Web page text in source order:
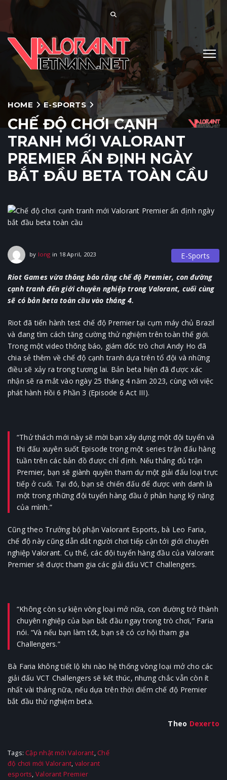
HOME E-SPORTS
CHẾ ĐỘ CHƠI CẠNH
TRANH MỚI VALORANT
PREMIER ẤN ĐỊNH NGÀY
BẮT ĐẦU BETA TOÀN CẦU
by long in 18 April, 2023 E-Sports
Riot Games vừa thông báo rằng chế độ Premier, con đường
cạnh tranh đến giới chuyên nghiệp trong Valorant, cuối cùng
sẽ có bản beta toàn cầu vào tháng 4.
Riot đã tiến hành test chế độ Premier tại cụm máy chủ Brazil
và đang tìm cách tăng cường thử nghiệm trên toàn thế giới.
Trong một video thông báo, giám đốc trò chơi Andy Ho đã
chia sẻ thêm về chế độ cạnh tranh dựa trên tổ đội và những
điều sẽ xảy ra trong tương lai. Bản beta hiện đã được xác
nhận sẽ ra mắt vào ngày 25 tháng 4 năm 2023, cùng với việc
phát hành Hồi 6 Phần 3 (Episode 6 Act III).
“Thử thách mới này sẽ mời bạn xây dựng một đội tuyển và
thi đấu xuyên suốt Episode trong một series trận đấu hàng
tuần trên các bản đồ được chỉ định. Nếu thắng đủ trận
Premier, bạn sẽ giành quyền tham dự một giải đấu loại trực
tiếp ở cuối. Tại đó, bạn sẽ chiến đấu để được vinh danh là
một trong những đội tuyển hàng đầu ở phân hạng kỹ năng
của mình.”
Cũng theo Trưởng bộ phận Valorant Esports, bà Leo Faria,
chế độ này cũng dẫn dắt người chơi tiếp cận tới giới chuyên
nghiệp Valorant. Cụ thể, các đội tuyển hàng đầu của Valorant
Premier sẽ được tham gia các giải đấu VCT Challengers.
“Không còn sự kiện vòng loại mở nữa, con đường trở thành
chuyên nghiệp của bạn bắt đầu ngay trong trò chơi,” Faria
nói. “Và nếu bạn làm tốt, bạn sẽ có cơ hội tham gia
Challengers.”
Bà Faria không tiết lộ khi nào hệ thống vòng loại mở cho các
giải đấu VCT Challengers sẽ kết thúc, nhưng chắc vẫn còn ít
nhất vài tháng nữa, nếu dựa trên thời điểm chế độ Premier
bắt đầu thử nghiệm beta.
Theo Dexerto
Tags: Cập nhật mới Valorant, Chế
độ chơi mới Valorant, valorant
esports, Valorant Premier